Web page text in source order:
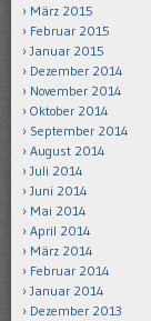
März 2015
Februar 2015
Januar 2015
Dezember 2014
November 2014
Oktober 2014
September 2014
August 2014
Juli 2014
Juni 2014
Mai 2014
April 2014
März 2014
Februar 2014
Januar 2014
Dezember 2013